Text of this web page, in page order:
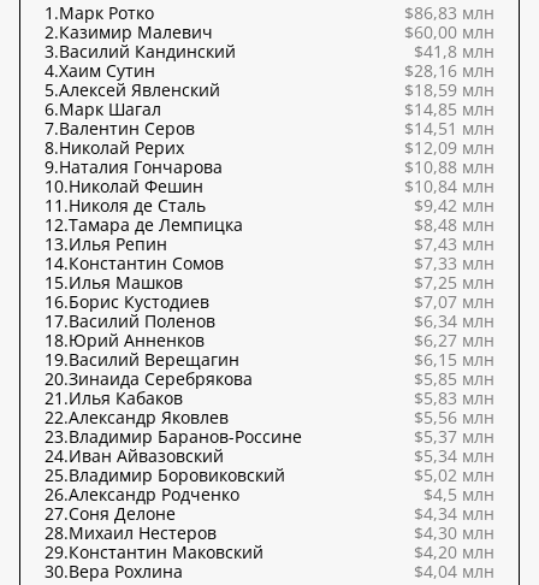
1.Марк Ротко
$86,83 млн
2.Казимир Малевич
$60,00 млн
3.Василий Кандинский
$41,8 млн
4.Хаим Сутин
$28,16 млн
5.Алексей Явленский
$18,59 млн
6.Марк Шагал
$14,85 млн
7.Валентин Серов
$14,51 млн
8.Николай Рерих
$12,09 млн
9.Наталия Гончарова
$10,88 млн
10.Николай Фешин
$10,84 млн
11.Николя де Сталь
$9,42 млн
12.Тамара де Лемпицка
$8,48 млн
13.Илья Репин
$7,43 млн
14.Константин Сомов
$7,33 млн
15.Илья Машков
$7,25 млн
16.Борис Кустодиев
$7,07 млн
17.Василий Поленов
$6,34 млн
18.Юрий Анненков
$6,27 млн
19.Василий Верещагин
$6,15 млн
20.Зинаида Серебрякова
$5,85 млн
21.Илья Кабаков
$5,83 млн
22.Александр Яковлев
$5,56 млн
23.Владимир Баранов-Россине
$5,37 млн
24.Иван Айвазовский
$5,34 млн
25.Владимир Боровиковский
$5,02 млн
26.Александр Родченко
$4,5 млн
27.Соня Делоне
$4,34 млн
28.Михаил Нестеров
$4,30 млн
29.Константин Маковский
$4,20 млн
30.Вера Рохлина $4,04 млн